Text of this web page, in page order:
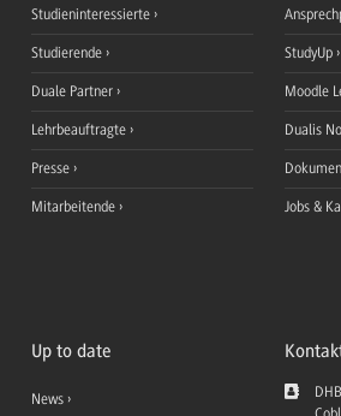
Studieninteressierte
Studierende
Duale Partner
Lehrbeauftragte
Presse
Mitarbeitende
StudyUp
Moodle
Dualis
Jobs &
Up to date
News